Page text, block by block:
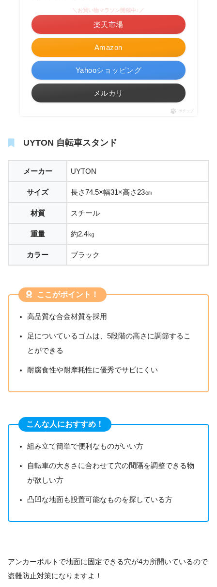
Amazon
＼お買い物マラソン開催中♪／
楽天市場
Yahooショッピング
メルカリ
ポチップ
UYTON 自転車スタンド
メーカー UYTON
サイズ 長さ74.5×幅31×高さ23㎝
材質 スチール
重量 約2.4㎏
カラー ブラック
ここがポイント！
高品質な合金材質を採用
足についているゴムは、5段階の高さに調節するこ
とができる
耐腐食性や耐摩耗性に優秀でサビにくい
こんな人におすすめ！
組み立て簡単で便利なものがいい方
自転車の大きさに合わせて穴の間隔を調整できる物
が欲しい方
凸凹な地面も設置可能なものを探している方
アンカーボルトで地面に固定できる穴が4カ所開いているので
盗難防止対策になりますよ！